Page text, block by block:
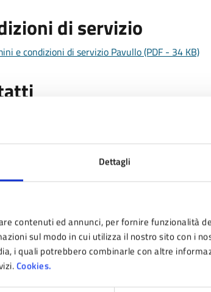
Dettagli
contenuti ed annunci, per fornire funzionalità
sul modo in cui utilizza il nostro sito con i
i quali potrebbero combinarle con altre
Cookies.
di servizio
e condizioni di servizio Pavullo (PDF - 34 KB)
Montecuccoli, 1
m.scarpati@comune.pavullo-nel-
Benedetta
Montecuccoli, 1